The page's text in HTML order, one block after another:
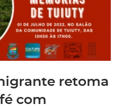
retoma
com